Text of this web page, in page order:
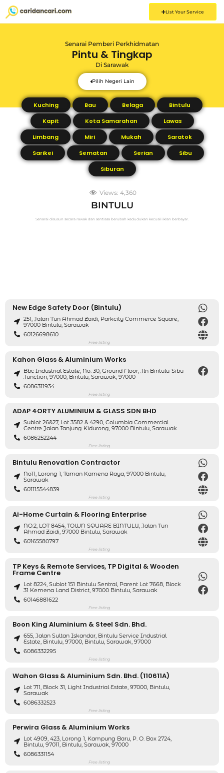
List Your Service
Senarai Pemberi Perkhidmatan
Pintu & Tingkap
Di Sarawak
Pilih Negeri Lain
Kuching Bau Belaga
Bintulu
Kapit
Kota Samarahan
Lawas
Limbang
Miri Mukah
Saratok
Sarikei
Sematan Serian
Sibu
Siburan
Views: 4,360
BINTULU
Senarai disusun secara rawak dan sentiasa berubah kedudukan kecuali iklan berbayar.
New Edge Safety Door (Bintulu)
251, Jalan Tun Ahmad Zaidi, Parkcity Commerce Square,
97000 Bintulu, Sarawak
60126698610
Free listing
Kahon Glass & Aluminium Works
Bbc Industrial Estate, No. 30, Ground Floor, Jln Bintulu-Sibu
Junction, 97000, Bintulu, Sarawak, 97000
6086311934
Free listing
ADAP 4ORTY ALUMINIUM & GLASS SDN BHD
Sublot 26&27, Lot 3582 & 4290, Columbia Commercial
Centre Jalan Tanjung Kidurong, 97000 Bintulu, Sarawak
6086252244
Free listing
Bintulu Renovation Contractor
No11, Lorong 1, Taman Kamena Raya, 97000 Bintulu,
Sarawak
601115544839
Free listing
Ai-Home Curtain & Flooring Enterprise
NO.2, LOT 8454, TOWN SQUARE BINTULU, Jalan Tun
Ahmad Zaidi, 97000 Bintulu, Sarawak
60165580797
Free listing
TP Keys & Remote Services, TP Digital & Wooden
Frame Centre
Lot 8224, Sublot 151 Bintulu Sentral, Parent Lot 7668, Block
31 Kemena Land District, 97000 Bintulu, Sarawak
60146881622
Free listing
Boon King Aluminium & Steel Sdn. Bhd.
655, Jalan Sultan Iskandar, Bintulu Service Industrial
Estate, Bintulu, 97000, Bintulu, Sarawak, 97000
6086332295
Free listing
Wahon Glass & Aluminium Sdn. Bhd. (110611A)
Lot 711, Block 31, Light Industrial Estate, 97000, Bintulu,
Sarawak
6086332523
Free listing
Perwira Glass & Aluminium Works
Lot 4909, 423, Lorong 1, Kampung Baru, P. O. Box 2724,
Bintulu, 97011, Bintulu, Sarawak, 97000
6086331154
Free listing